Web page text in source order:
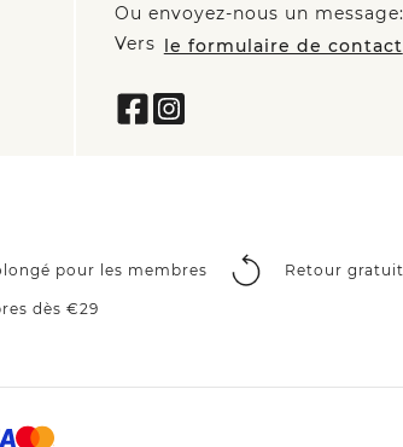
Ou envoyez-nous un message:
Vers le formulaire de contact
pour les membres Retour gratuit
dès €29